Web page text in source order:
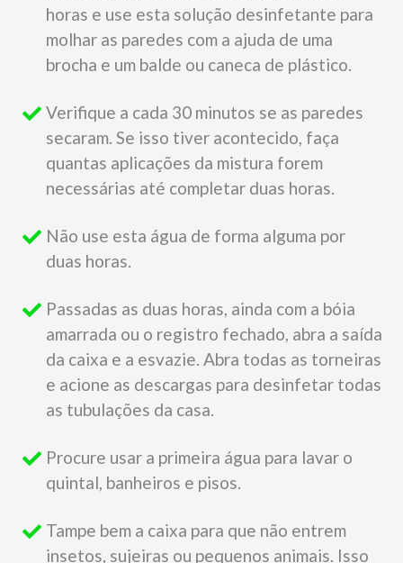
horas e use esta solução desinfetante para
molhar as paredes com a ajuda de uma
brocha e um balde ou caneca de plástico.
Verifique a cada 30 minutos se as paredes
secaram. Se isso tiver acontecido, faça
quantas aplicações da mistura forem
necessárias até completar duas horas.
Não use esta água de forma alguma por
duas horas.
Passadas as duas horas, ainda com a bóia
amarrada ou o registro fechado, abra a saída
da caixa e a esvazie. Abra todas as torneiras
e acione as descargas para desinfetar todas
as tubulações da casa.
Procure usar a primeira água para lavar o
quintal, banheiros e pisos.
Tampe bem a caixa para que não entrem
insetos, sujeiras ou pequenos animais. Isso